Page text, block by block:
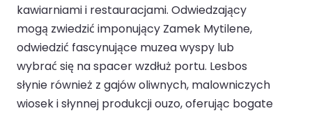
kawiarniami i restauracjami. Odwiedzający
mogą zwiedzić imponujący Zamek Mytilene,
odwiedzić fascynujące muzea wyspy lub
wybrać się na spacer wzdłuż portu. Lesbos
słynie również z gajów oliwnych, malowniczych
wiosek i słynnej produkcji ouzo, oferując bogate